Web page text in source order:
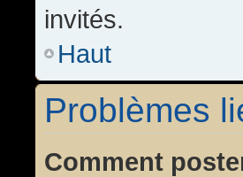
invités.
Haut
Problèmes
Comment